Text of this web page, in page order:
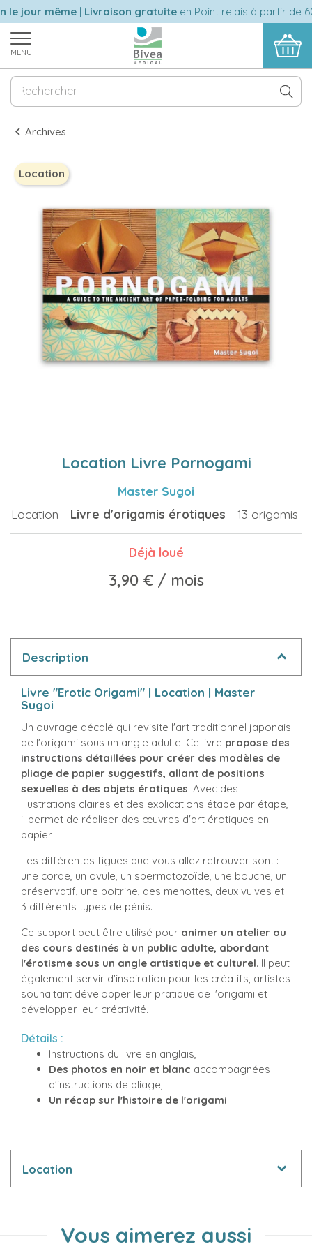
jour même|Livraison gratuiteen Point relais à partir de 60
MENU
Archives
Location
Location Livre Pornogami
Master Sugoi
Location - Livre d'origamis érotiques - 13 origamis
Déjà loué
3,90 €/ mois
Description
Livre "Erotic Origami" | Location | Master
Sugoi
Un ouvrage décalé qui revisite l'art traditionnel japonais
de l'origami sous un angle adulte. Ce livre propose des
instructions détaillées pour créer des modèles de
pliage de papier suggestifs, allant de positions
sexuelles à des objets érotiques. Avec des
illustrations claires et des explications étape par étape,
il permet de réaliser des œuvres d'art érotiques en
papier.
Les différentes figues que vous allez retrouver sont :
une corde, un ovule, un spermatozoïde, une bouche, un
préservatif, une poitrine, des menottes, deux vulves et
3 différents types de pénis.
Ce support peut être utilisé pour animer un atelier ou
des cours destinés à un public adulte, abordant
l'érotisme sous un angle artistique et culturel. Il peut
également servir d'inspiration pour les créatifs, artistes
souhaitant développer leur pratique de l'origami et
développer leur créativité.
Détails :
Instructions du livre en anglais,
Des photos en noir et blanc accompagnées
d'instructions de pliage,
Un récap sur l'histoire de l'origami.
Location
Vous aimerez aussi